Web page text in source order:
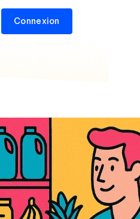
Connexion